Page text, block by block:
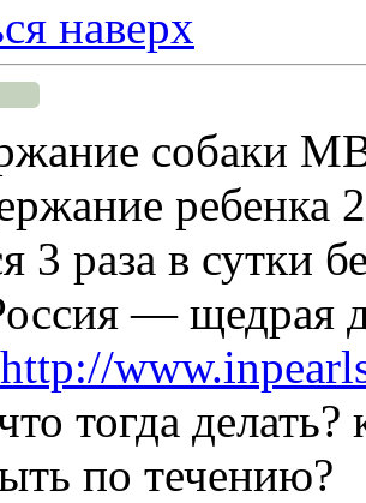
наверх
собаки
3 раза в сутки
— щедрая
http://
тогда
по течению?